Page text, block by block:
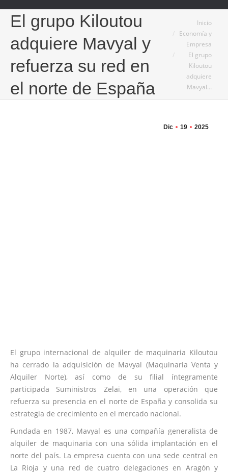
El grupo Kiloutou
adquiere Mavyal y
refuerza su red en
el norte de España
Estás aquí:Inicio
Economía y
Empresa
El grupo
Kiloutou
adquiere
Mavyal…
Dic 19 2025
El grupo internacional de alquiler de maquinaria Kiloutou
ha cerrado la adquisición de Mavyal (Maquinaria Venta y
Alquiler Norte), así como de su filial íntegramente
participada Suministros Zelai, en una operación que
refuerza su presencia en el norte de España y consolida su
estrategia de crecimiento en el mercado nacional.
Fundada en 1987, Mavyal es una compañía generalista de
alquiler de maquinaria con una sólida implantación en el
norte del país. La empresa cuenta con una sede central en
La Rioja y una red de cuatro delegaciones en Aragón y